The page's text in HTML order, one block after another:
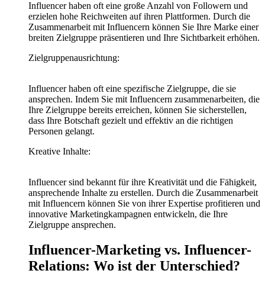
Influencer haben oft eine große Anzahl von Followern und
erzielen hohe Reichweiten auf ihren Plattformen. Durch die
Zusammenarbeit mit Influencern können Sie Ihre Marke einer
breiten Zielgruppe präsentieren und Ihre Sichtbarkeit erhöhen.
Zielgruppenausrichtung:
Influencer haben oft eine spezifische Zielgruppe, die sie
ansprechen. Indem Sie mit Influencern zusammenarbeiten, die
Ihre Zielgruppe bereits erreichen, können Sie sicherstellen,
dass Ihre Botschaft gezielt und effektiv an die richtigen
Personen gelangt.
Kreative Inhalte:
Influencer sind bekannt für ihre Kreativität und die Fähigkeit,
ansprechende Inhalte zu erstellen. Durch die Zusammenarbeit
mit Influencern können Sie von ihrer Expertise profitieren und
innovative Marketingkampagnen entwickeln, die Ihre
Zielgruppe ansprechen.
Influencer-Marketing vs. Influencer-
Relations: Wo ist der Unterschied?